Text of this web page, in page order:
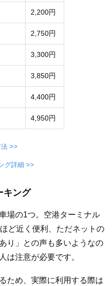
2,200円
2,750円
3,300円
3,850円
4,400円
4,950円
>>
グ詳細 >>
キング
場の1つ。空港ターミナル
ど近く便利、ただネットの
り」との声も多いようなの
は注意が必要です。
ため、実際に利用する際は